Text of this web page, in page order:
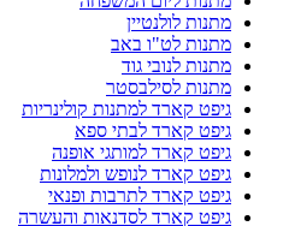
מתנות לולנטיין
מתנות לט"ו באב
מתנות לנובי גוד
מתנות לסילבסטר
גיפט קארד למתנות קולינריות
גיפט קארד לבתי ספא
גיפט קארד למותגי אופנה
גיפט קארד לנופש ולמלונות
גיפט קארד לתרבות ופנאי
גיפט קארד לסדנאות והעשרה